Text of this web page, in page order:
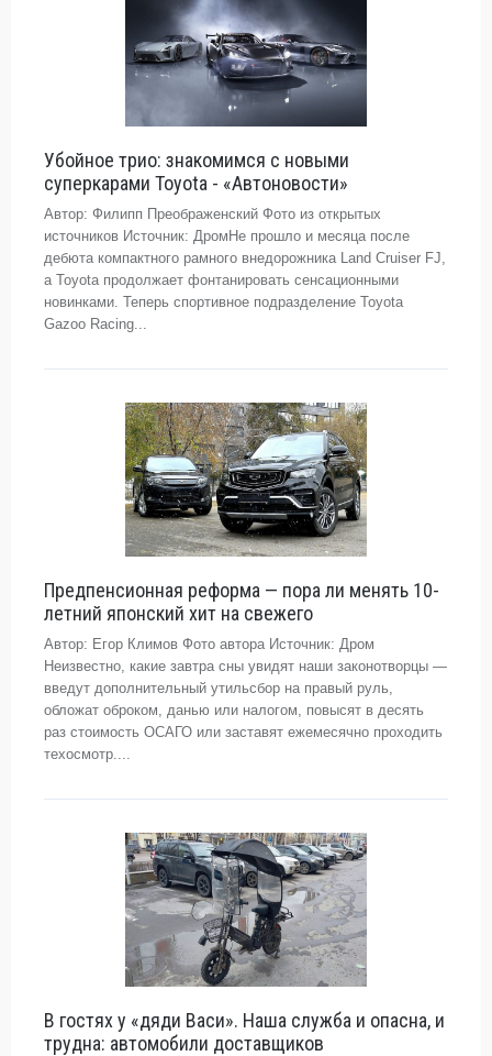
Убойное трио: знакомимся с новыми
суперкарами Toyota - «Автоновости»
Автор: Филипп Преображенский Фото из открытых
источников Источник: ДромНе прошло и месяца после
дебюта компактного рамного внедорожника Land Cruiser FJ,
а Toyota продолжает фонтанировать сенсационными
новинками. Теперь спортивное подразделение Toyota
Gazoo Racing...
Предпенсионная реформа — пора ли менять 10-
летний японский хит на свежего
Автор: Егор Климов Фото автора Источник: Дром
Неизвестно, какие завтра сны увидят наши законотворцы —
введут дополнительный утильсбор на правый руль,
обложат оброком, данью или налогом, повысят в десять
раз стоимость ОСАГО или заставят ежемесячно проходить
техосмотр....
В гостях у «дяди Васи». Наша служба и опасна, и
трудна: автомобили доставщиков